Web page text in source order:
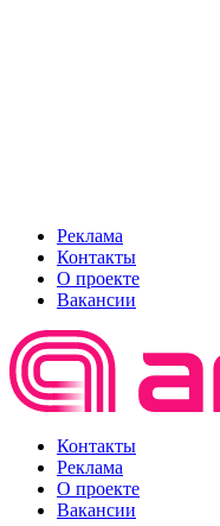
Реклама
Контакты
О проекте
Вакансии
Контакты
Реклама
О проекте
Вакансии